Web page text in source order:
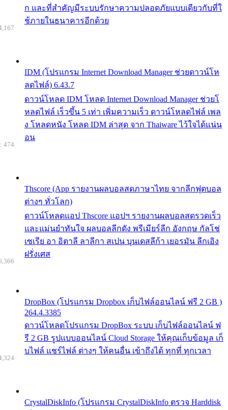
ก และที่สำคัญมีระบบรักษาความปลอดภัยแบบเดียวกับที่ใ
ช้ภายในธนาคารอีกด้วย
IDM (โปรแกรม Internet Download Manager ช่วยดาวน์โห
ลดไฟล์) 6.43.7
ดาวน์โหลด IDM โหลด Internet Download Manager ช่วยโ
หลดไฟล์ เร็วขึ้น 5 เท่า เพิ่มความเร็ว ดาวน์โหลดไฟล์ เพล
ง โหลดหนัง โหลด IDM ล่าสุด จาก Thaiware ไว้ใจได้แน่น
อน
Thscore (App รายงานผลบอลสดภาษาไทย จากลีกฟุตบอล
ต่างๆ ทั่วโลก)
ดาวน์โหลดแอป Thscore แอปฯ รายงานผลบอลสดรวดเร็ว
และแม่นยำทันใจ ผลบอลลีกดัง พรีเมียร์ลีก อังกฤษ กัลโช่
เซเรีย อา อิตาลี ลาลีกา สเปน บุนเดสลีก้า เยอรมัน ลีกเอิง
ฝรั่งเศส
474
DropBox (โปรแกรม Dropbox เก็บไฟล์ออนไลน์ ฟรี 2 GB )
264.4.3385
ดาวน์โหลดโปรแกรม DropBox ระบบ เก็บไฟล์ออนไลน์ ฟ
รี 2 GB รูปแบบออนไลน์ Cloud Storage ให้คุณเก็บข้อมูล เก็
บไฟล์ แชร์ไฟล์ ต่างๆ ให้คนอื่น เข้าถึงได้ ทุกที่ ทุกเวลา
CrystalDiskInfo (โปรแกรม CrystalDiskInfo ตรวจ Harddisk